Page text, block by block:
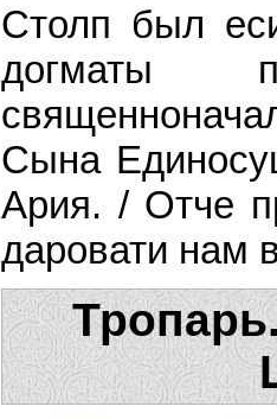
Столп был
догматы
Сына
Ария. / Отче
даровати нам